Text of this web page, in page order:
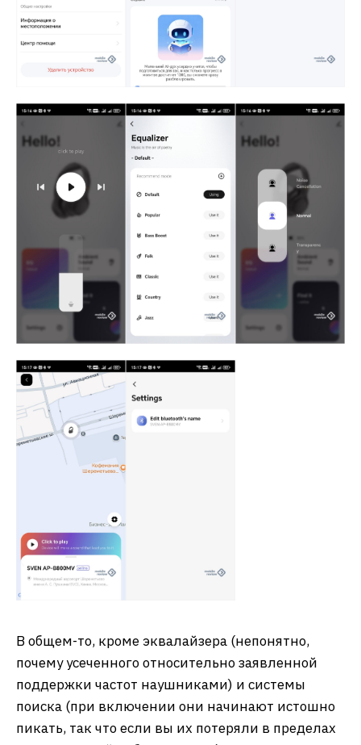
В общем-то, кроме эквалайзера (непонятно,
почему усеченного относительно заявленной
поддержки частот наушниками) и системы
поиска (при включении они начинают истошно
пикать, так что если вы их потеряли в пределах